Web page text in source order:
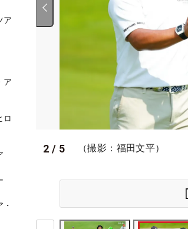
ア
ア
ロ
2 / 5 （撮影：福田文平）